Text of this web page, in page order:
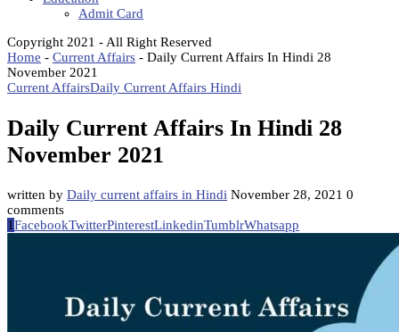
Admit Card
Copyright 2021 - All Right Reserved
Home - Current Affairs - Daily Current Affairs In Hindi 28
November 2021
Current AffairsDaily Current Affairs Hindi
Daily Current Affairs In Hindi 28
November 2021
written by Daily current affairs in Hindi November 28, 2021 0
comments
1FacebookTwitterPinterestLinkedinTumblrWhatsapp